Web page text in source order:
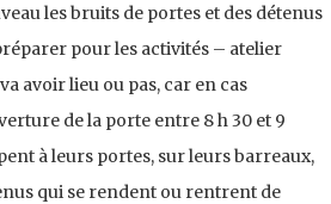
les bruits de portes et des détenus
pour les activités – atelier
avoir lieu ou pas, car en cas
de la porte entre 8 h 30 et 9
à leurs portes, sur leurs barreaux,
qui se rendent ou rentrent de